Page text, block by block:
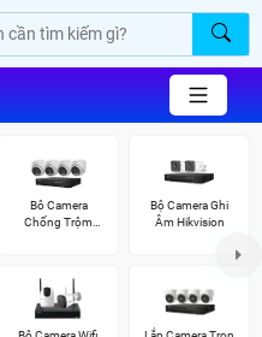
Bô Camera
Chống Trộm
Bộ Camera Ghi
Âm Hikvision